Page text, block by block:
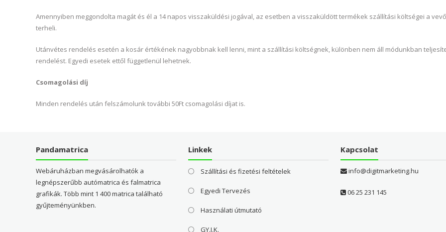
Amennyiben meggondolta magát és él a 14 napos visszaküldési jogával, az esetben a visszaküldött termékek szállítási költségei a
terheli.
Utánvétes rendelés esetén a kosár értékének nagyobbnak kell lenni, mint a szállítási költségnek, különben nem áll módunkban
rendelést. Egyedi esetek ettől függetlenül lehetnek.
Csomagolási díj
Minden rendelés után felszámolunk további 50Ft csomagolási díjat is.
Pandamatrica
Webáruházban megvásárolhatók a
legnépszerűbb autómatrica és falmatrica
grafikák. Több mint 1 400 matrica található
gyűjteményünkben.
Linkek
Szállítási és fizetési feltételek
Egyedi Tervezés
Használati útmutató
GY.I.K.
Kapcsolat
info@digitmarketing.hu
06 25 231 145